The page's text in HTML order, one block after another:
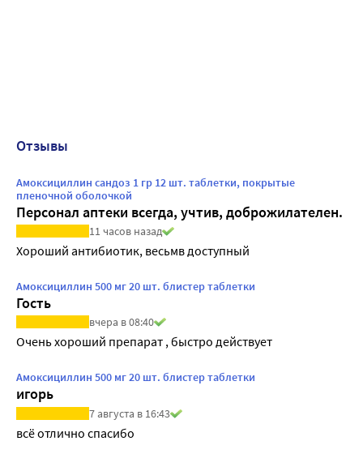
Отзывы
Амоксициллин сандоз 1 гр 12 шт. таблетки, покрытые
пленочной оболочкой
Персонал аптеки всегда, учтив, доброжилателен.
11 часов назад
Хороший антибиотик, весьмв доступный
Амоксициллин 500 мг 20 шт. блистер таблетки
Гость
вчера в 08:40
Очень хороший препарат , быстро действует
Амоксициллин 500 мг 20 шт. блистер таблетки
игорь
7 августа в 16:43
всё отлично спасибо